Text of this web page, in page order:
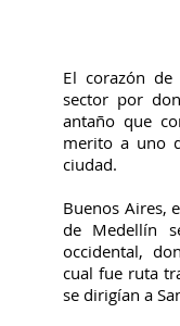
El corazón
sector por
antaño que
merito a uno
ciudad.
Buenos Aires,
de Medellín
occidental,
cual fue ruta
se dirigían a